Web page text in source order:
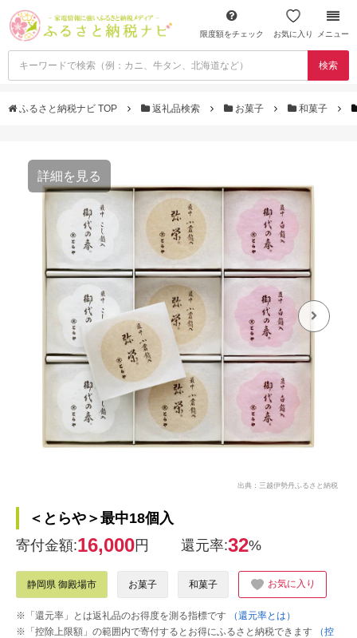
限度額をチェック お気に入り メニュー
検索
ふるさと納税ナビ TOP 返礼品検索 お菓子 和菓子
詳細を見る
出典：三越伊勢丹ふるさと納税
＜とらや＞最中18個入
寄付金額:16,000円 還元率:32%
静岡県 御殿場市 お菓子 和菓子 お気に入り
※「還元率」とは返礼品のお得度を測る指標です
（還元率とは）
※「控除上限額」の範囲内で寄付するとお得にふるさと納税できます
（控